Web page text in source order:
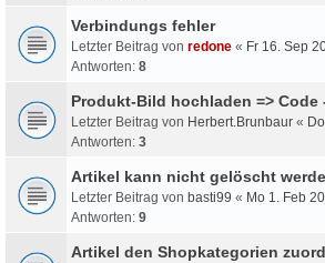
Verbindungs fehler
Letzter Beitrag von redone « Fr 16. Sep
Antworten: 8
Produkt-Bild hochladen => Code
Letzter Beitrag von Herbert.Brunbaur «
Antworten: 3
Artikel kann nicht gelöscht
Letzter Beitrag von basti99 « Mo 1. Feb
Antworten: 9
Artikel den Shopkategorien